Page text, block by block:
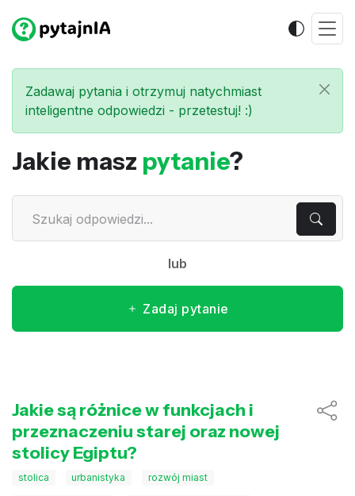
Zadawaj pytania i otrzymuj natychmiast
inteligentne odpowiedzi - przetestuj! :)
Jakie masz pytanie?
lub
Zadaj pytanie
Jakie są różnice w funkcjach i
przeznaczeniu starej oraz nowej
stolicy Egiptu?
stolica urbanistyka rozwój miast